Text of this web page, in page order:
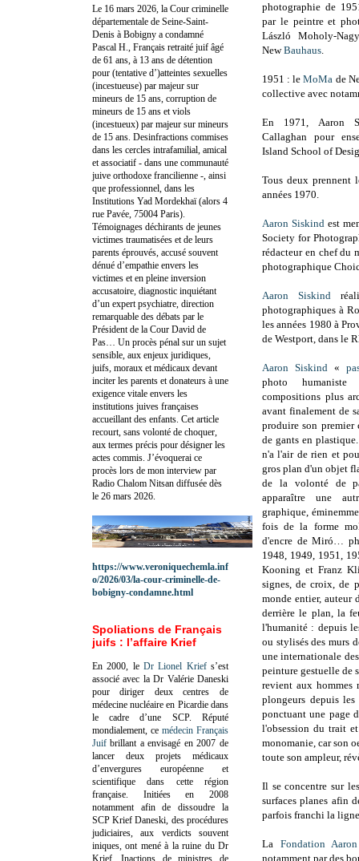
photographie de
par le peintre et
László Moholy-
NewBauhaus.
1951 : leMoMa de
collective avec
En 1971, Aaron
Callaghan pour
Island School of
Tous deux prennent
années 1970.
Aaron Siskindest
Society for
rédacteur en chef du
photographique
Aaron Siskind
photographiques à
les années 1980 à
de Westport, dans le
Aaron Siskind«
photo
compositions plus
avant finalement de
produire son premier
de gants en
n'a l'air de rien et
gros plan d'un objet
de la volonté de
apparaître une
graphique,
fois de la forme
d'encre de Miró…
1948, 1949, 1951,
Kooning et Franz
signes, de croix, de
monde entier, auteur
derrière le plan, la
l'humanité : depuis
ou stylisés des murs
une internationale
peinture gestuelle de
revient aux hommes
plongeurs depuis
ponctuant une page
l'obsession du trait
monomanie, car son
toute son ampleur,
Il se concentre sur
surfaces planes afin
parfois franchi la
La Fondation
notamment par des
Le 16 mars 2026, la Cour criminelle
départementale de Seine-Saint-
Denis à Bobigny a condamné
Pascal H., Français retraité juif âgé
de 61 ans, à 13 ans de détention
pour (tentative d’)atteintes sexuelles
(incestueuse) par majeur sur
mineurs de 15 ans, corruption de
mineurs de 15 ans et viols
(incestueux) par majeur sur mineurs
de 15 ans. Desinfractions commises
dans les cercles intrafamilial, amical
et associatif - dans une communauté
juive orthodoxe francilienne -, ainsi
que professionnel, dans les
Institutions Yad Mordekhaï (alors 4
rue Pavée, 75004 Paris).
Témoignages déchirants de jeunes
victimes traumatisées et de leurs
parents éprouvés, accusé souvent
dénué d’empathie envers les
victimes et en pleine inversion
accusatoire, diagnostic inquiétant
d’un expert psychiatre, direction
remarquable des débats par le
Président de la Cour David de
Pas… Un procès pénal sur un sujet
sensible, aux enjeux juridiques,
juifs, moraux et médicaux devant
inciter les parents et donateurs à une
exigence vitale envers les
institutions juives françaises
accueillant des enfants. Cet article
recourt, sans volonté de choquer,
aux termes précis pour désigner les
actes commis. J’évoquerai ce
procès lors de mon interview par
Radio Chalom Nitsan diffusée dès
le 26 mars 2026.
https://www.veroniquechemla.inf
o/2026/03/la-cour-criminelle-de-
bobigny-condamne.html
Spoliations de Français
juifs : l’affaire Krief
En 2000, le Dr Lionel Kriefs’est
associé avec la Dr Valérie Daneski
pour diriger deux centres de
médecine nucléaire en Picardie dans
le cadre d’une SCP. Réputé
mondialement, ce médecin Français
Juif brillant a envisagé en 2007 de
lancer deux projets médicaux
d’envergures européenne et
scientifique dans cette région
française. Initiées en 2008
notamment afin de dissoudre la
SCP Krief Daneski, des procédures
judiciaires, aux verdicts souvent
iniques, ont mené à la ruine du Dr
Krief.Inactions de ministres de